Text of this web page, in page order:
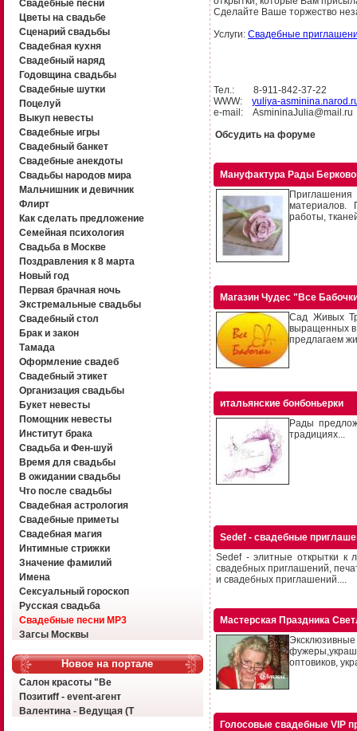
Свадебные песни
Цветы на свадьбе
Сценарий свадьбы
Свадебная кухня
Свадебный наряд
Годовщина свадьбы
Свадебные шутки
Поцелуй
Выкуп невесты
Свадебные игры
Свадебный банкет
Свадебные анекдоты
Свадьбы народов мира
Мальчишник и девичник
Флирт
Как сделать предложение
Семейная психология
Свадьба в Москве
Поздравления к 8 марта
Новый год
Первая брачная ночь
Экстремальные свадьбы
Свадебный стол
Брак и закон
Тамада
Оформление свадеб
Свадебный этикет
Организация свадьбы
Букет невесты
Помощник невесты
Институт брака
Свадьба и Фен-шуй
Время для свадьбы
В ожидании свадьбы
Что после свадьбы
Свадебная астрология
Свадебные приметы
Свадебная магия
Интимные стрижки
Значение фамилий
Имена
Сексуальный гороскоп
Русская свадьба
Свадебные песни MP3
Загсы Москвы
Новое на портале
Салон красоты "Ве
Позитиff - event-агент
Валентина - Ведущая (Т
Сделайте Ваше торжество
Услуги: Свадебные
Тел.: 8-911-842-37-22
WWW: yuliya-
e-mail: AsmininaJulia@mail.ru
Обсудить на форуме
Мануфактура Рады
материалов.
работы,
Магазин Чудес "Все
Сад Живых
выращенных в
предлагаем
итальянские бонбоньерки
Рады
традициях...
Sedef - свадебные
Sedef - элитные открытки к
свадебных приглашений,
и свадебных приглашений....
Мастерская Праздника
Эксклюзивные
оптовиков,
Голосовые свадебные VIP